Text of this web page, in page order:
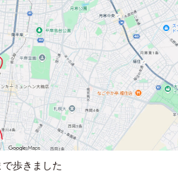
歩きました